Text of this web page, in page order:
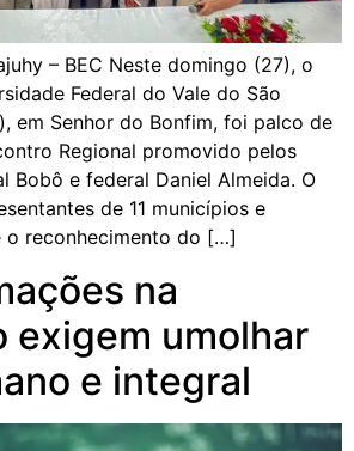
– BEC Neste domingo (27), o
Federal do Vale do São
em Senhor do Bonfim, foi palco de
Regional promovido pelos
Bobô e federal Daniel Almeida. O
de 11 municípios e
o reconhecimento do […]
na
exigem umolhar
e integral